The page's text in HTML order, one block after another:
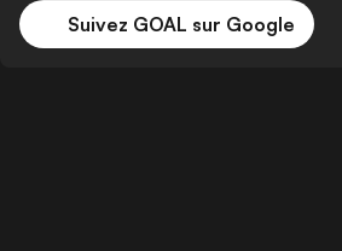
Suivez GOAL sur Google